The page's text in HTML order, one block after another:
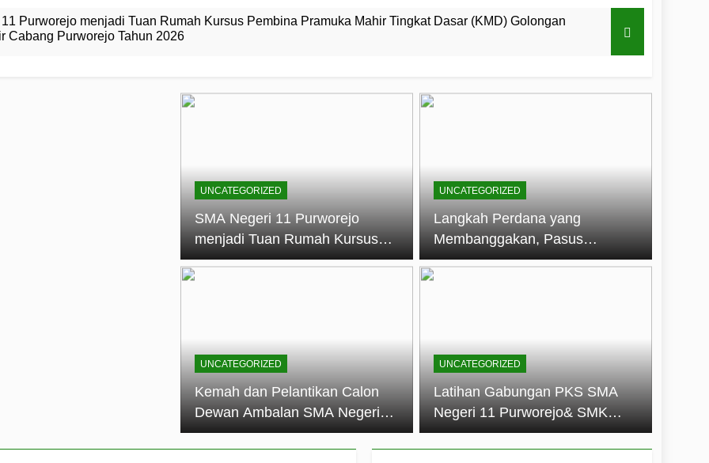
Purworejo menjadi Tuan Rumah Kursus Pembina Pramuka Mahir Tingkat Dasar (KMD) Golongan
Cabang Purworejo Tahun 2026
Calon Dewan Ambalan SMA Negeri 11 Purworejo: Membentuk Jiwa Kepemimpinan, Disiplin,
11 Purworejo Sukses Gelar LPBB Jatayudha Open 2 Tahun 2026
Tingkat
Gugus Depan
di LKBB
oleh Pasukan Khusus
11
Negeri 11 Purworejo
menjadi lokasi pelaksanaan
UNCATEGORIZED
SMA Negeri 11 Purworejo
menjadi Tuan Rumah Kursus
Pembina Pramuka Mahir
UNCATEGORIZED
Langkah Perdana yang
Membanggakan, Pasus
Jatayudha Ukir Prestasi di
UNCATEGORIZED
Kemah dan Pelantikan Calon
Dewan Ambalan SMA Negeri
11 Purworejo: Membentuk Jiwa
Kepemimpinan, Disiplin, dan
UNCATEGORIZED
Latihan Gabungan PKS SMA
Negeri 11 Purworejo& SMK
Negeri 6 Purworejo:
Membangun Disiplin,